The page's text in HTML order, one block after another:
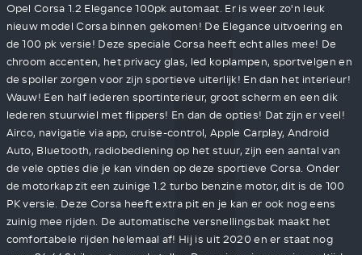
Opel Corsa 1.2 Elegance 100pk automaat. Er is weer zo'n leuk
nieuw model Corsa binnen gekomen! De Elegance uitvoering en
de 100 pk versie! Deze speciale Corsa heeft echt alles mee! De
chroom accenten, het privacy glas, led koplampen, sportvelgen en
de spoiler zorgen voor zijn sportieve uiterlijk! En dan het interieur!
Wauw! Een half lederen sportinterieur, groot scherm en een dik
lederen stuurwiel met flippers! En dan de opties! Dat zijn er veel!
Airco, navigatie via app, cruise-control, Apple Carplay, Android
Auto, Bluetooth, radiobediening op het stuur, zijn een aantal van
de vele opties die je kan vinden op deze sportieve Corsa. Onder
de motorkap zit een zuinige 1.2 turbo benzine motor, dit is de 100
PK versie. Deze Corsa heeft extra pit en je kan er ook nog eens
zuinig mee rijden. De automatische versnellingsbak maakt het
comfortabele rijden helemaal af! Hij is uit 2020 en er staat nog